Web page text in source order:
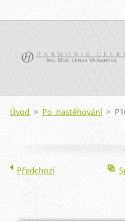
Úvod > Po nastěhování >
Předchozí